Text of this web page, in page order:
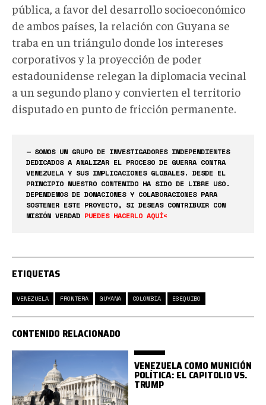
pública, a favor del desarrollo socioeconómico
de ambos países, la relación con Guyana se
traba en un triángulo donde los intereses
corporativos y la proyección de poder
estadounidense relegan la diplomacia vecinal
a un segundo plano y convierten el territorio
disputado en punto de fricción permanente.
— SOMOS UN GRUPO DE INVESTIGADORES INDEPENDIENTES
DEDICADOS A ANALIZAR EL PROCESO DE GUERRA CONTRA
VENEZUELA Y SUS IMPLICACIONES GLOBALES. DESDE EL
PRINCIPIO NUESTRO CONTENIDO HA SIDO DE LIBRE USO.
DEPENDEMOS DE DONACIONES Y COLABORACIONES PARA
SOSTENER ESTE PROYECTO, SI DESEAS CONTRIBUIR CON
MISIÓN VERDAD PUEDES HACERLO AQUÍ<
ETIQUETAS
VENEZUELA FRONTERA GUYANA COLOMBIA ESEQUIBO
CONTENIDO RELACIONADO
VENEZUELA COMO MUNICIÓN
POLÍTICA: EL CAPITOLIO VS.
TRUMP